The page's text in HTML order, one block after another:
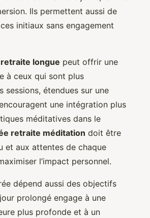
Ils permettent aussi de
initiaux sans engagement
retraite longue peut offrir une
à ceux qui sont plus
sessions, étendues sur une
une intégration plus
méditatives dans le
retraite méditation doit être
et aux attentes de chaque
l’impact personnel.
dépend aussi des objectifs
prolongé engage à une
plus profonde et à un